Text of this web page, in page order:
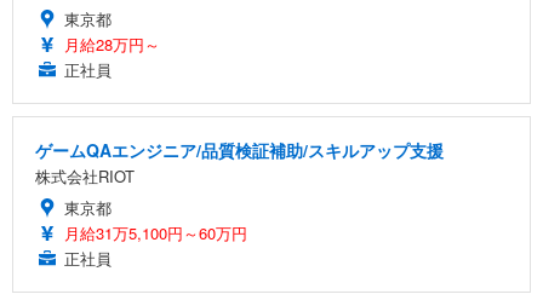
東京都
月給28万円～
正社員
ゲームQAエンジニア/品質検証補助/スキルアップ支援
株式会社RIOT
東京都
月給31万5,100円～60万円
正社員